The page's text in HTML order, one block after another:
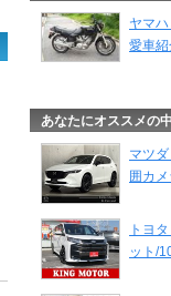
ヤマ
愛車
あなたにオススメの
マツ
囲カ
トヨ
ット/